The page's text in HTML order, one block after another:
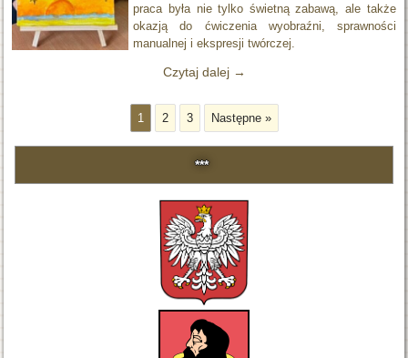
praca była nie tylko świetną zabawą, ale także
okazją do ćwiczenia wyobraźni, sprawności
manualnej i ekspresji twórczej.
Czytaj dalej →
1 2 3 Następne »
***